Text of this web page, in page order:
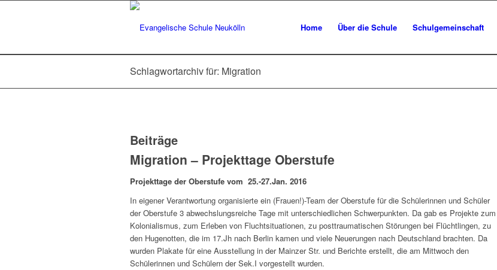
Home Über die Schule Schulgemeinschaft
Schlagwortarchiv für: Migration
Beiträge
Migration – Projekttage Oberstufe
Projekttage der Oberstufe vom 25.-27.Jan. 2016
In eigener Verantwortung organisierte ein (Frauen!)-Team der Oberstufe für die Schülerinnen und Schüler
der Oberstufe 3 abwechslungsreiche Tage mit unterschiedlichen Schwerpunkten. Da gab es Projekte zum
Kolonialismus, zum Erleben von Fluchtsituationen, zu posttraumatischen Störungen bei Flüchtlingen, zu
den Hugenotten, die im 17.Jh nach Berlin kamen und viele Neuerungen nach Deutschland brachten. Da
wurden Plakate für eine Ausstellung in der Mainzer Str. und Berichte erstellt, die am Mittwoch den
Schülerinnen und Schülern der Sek.I vorgestellt wurden.